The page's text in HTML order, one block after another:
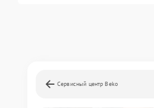
Сервисный центр Beko